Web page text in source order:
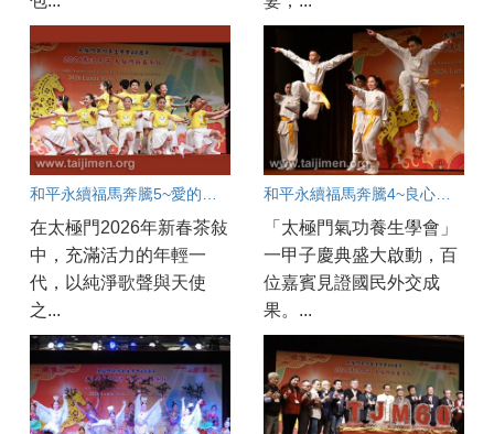
和平永續福馬奔騰5~愛的天使賜福人間
在太極門2026年新春茶敍
中，充滿活力的年輕一
代，以純淨歌聲與天使
之...
和平永續福馬奔騰4~良心英雄情滿人間
「太極門氣功養生學會」
一甲子慶典盛大啟動，百
位嘉賓見證國民外交成
果。...